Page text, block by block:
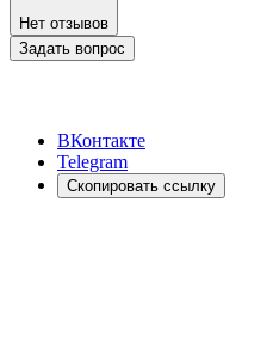
Нет отзывов
Задать вопрос
ВКонтакте
Telegram
Скопировать ссылку